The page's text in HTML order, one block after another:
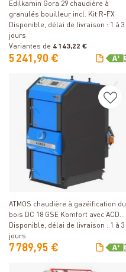
Edilkamin Gora 29 chaudière à
granulés bouilleur incl. Kit R-FX
Disponible, délai de livraison : 1 à 3
jours
Variantes de 4 143,22 €
5 241,90 €
Détails
ATMOS chaudière à gazéification du
bois DC 18 GSE Komfort avec ACD04
et allumage automatique
Disponible, délai de livraison : 1 à 3
jours
7 789,95 €